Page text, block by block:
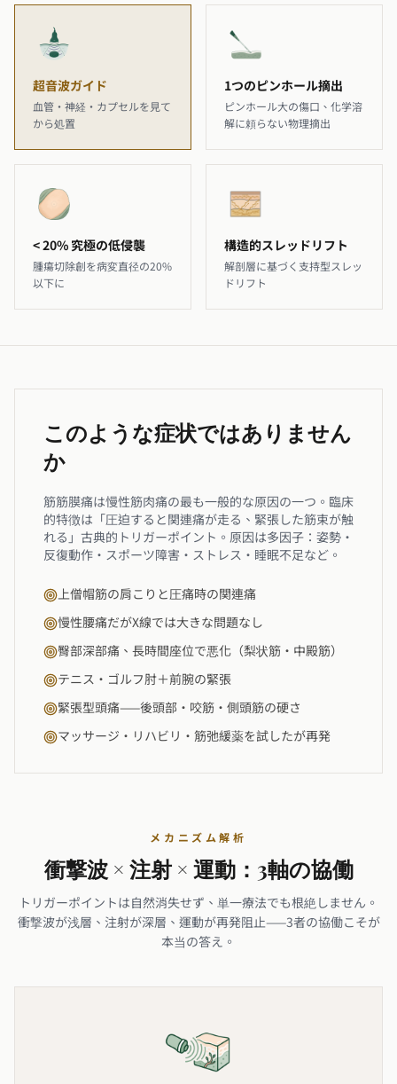
超音波ガイド
血管・神経・カプセルを見て
から処置
1つのピンホール摘出
ピンホール大の傷口、化学溶
解に頼らない物理摘出
< 20% 究極の低侵襲
腫瘍切除創を病変直径の20%
以下に
構造的スレッドリフト
解剖層に基づく支持型スレッ
ドリフト
このような症状ではありません
か
筋筋膜痛は慢性筋肉痛の最も一般的な原因の一つ。臨床
的特徴は「圧迫すると関連痛が走る、緊張した筋束が触
れる」古典的トリガーポイント。原因は多因子：姿勢・
反復動作・スポーツ障害・ストレス・睡眠不足など。
上僧帽筋の肩こりと圧痛時の関連痛
慢性腰痛だがX線では大きな問題なし
臀部深部痛、長時間座位で悪化（梨状筋・中殿筋）
テニス・ゴルフ肘＋前腕の緊張
緊張型頭痛——後頭部・咬筋・側頭筋の硬さ
マッサージ・リハビリ・筋弛緩薬を試したが再発
メカニズム解析
衝撃波 × 注射 × 運動：3軸の協働
トリガーポイントは自然消失せず、単一療法でも根絶しません。
衝撃波が浅層、注射が深層、運動が再発阻止——3者の協働こそが
本当の答え。